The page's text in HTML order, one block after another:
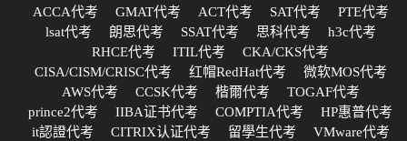
ACCA代考
GMAT代考 ACT代考 SAT代考
PTE代考
lsat代考
朗思代考 SSAT代考 思科代考
h3c代考
RHCE代考
ITIL代考
CKA/CKS代考
CISA/CISM/CRISC代考
红帽RedHat代考
微软MOS代考
AWS代考
CCSK代考 楷爾代考
TOGAF代考
prince2代考
IIBA证书代考 COMPTIA代考
HP惠普代考
it認證代考
CITRIX认证代考 留學生代考
VMware代考